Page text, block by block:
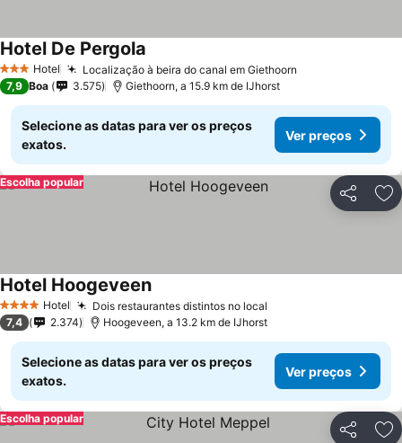
3 EstrelasHotel Localização à beira do canal em Giethoorn
Hotel De Pergola
7,9 Boa 3.575 Giethoorn, a 15.9 km de IJhorst
Selecione as datas para ver os preços
exatos.
Ver preços
Partilhar
Escolha popular
4 EstrelasHotel Dois restaurantes distintos no local
Hotel Hoogeveen
7,4 2.374 Hoogeveen, a 13.2 km de IJhorst
Selecione as datas para ver os preços
exatos.
Ver preços
Partilhar
Escolha popular